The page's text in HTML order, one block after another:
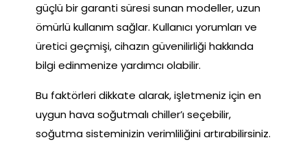
güçlü bir garanti süresi sunan modeller, uzun
ömürlü kullanım sağlar. Kullanıcı yorumları ve
üretici geçmişi, cihazın güvenilirliği hakkında
bilgi edinmenize yardımcı olabilir.
Bu faktörleri dikkate alarak, işletmeniz için en
uygun hava soğutmalı chiller’ı seçebilir,
soğutma sisteminizin verimliliğini artırabilirsiniz.